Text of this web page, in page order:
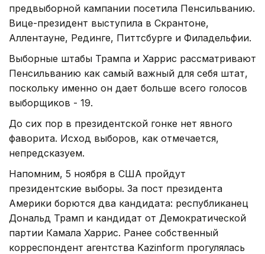
предвыборной кампании посетила Пенсильванию.
Вице-президент выступила в Скрантоне,
Аллентауне, Рединге, Питтсбурге и Филадельфии.
Выборные штабы Трампа и Харрис рассматривают
Пенсильванию как самый важный для себя штат,
поскольку именно он дает больше всего голосов
выборщиков - 19.
До сих пор в президентской гонке нет явного
фаворита. Исход выборов, как отмечается,
непредсказуем.
Напомним, 5 ноября в США пройдут
президентские выборы. За пост президента
Америки борются два кандидата: республиканец
Дональд Трамп и кандидат от Демократической
партии Камала Харрис. Ранее собственный
корреспондент агентства Kazinform прогулялась